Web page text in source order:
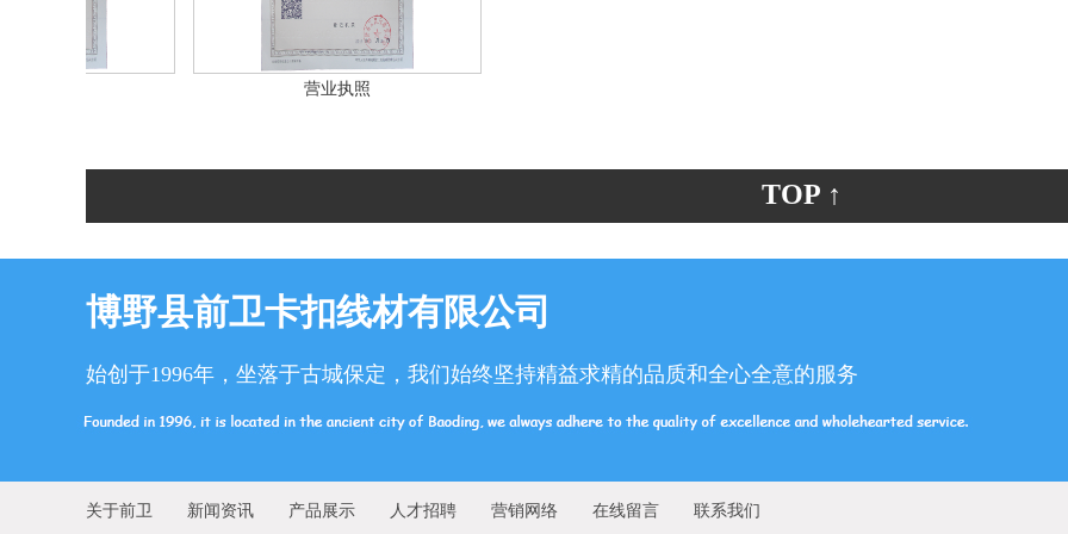
营业执照
TOP ↑
博野县前卫卡扣线材有限公司
始创于1996年，坐落于古城保定，我们始终坚持精益求精的品质和全心全意的服务
关于前卫 新闻资讯 产品展示 人才招聘 营销网络 在线留言 联系我们